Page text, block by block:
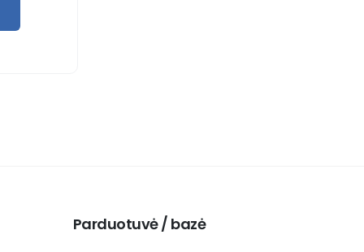
Parduotuvė / bazė